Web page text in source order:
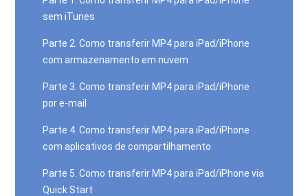
sem iTunes
Parte 2. Como transferir MP4 para iPad/iPhone
com armazenamento em nuvem
Parte 3. Como transferir MP4 para iPad/iPhone
por e-mail
Parte 4. Como transferir MP4 para iPad/iPhone
com aplicativos de compartilhamento
Parte 5. Como transferir MP4 para iPad/iPhone via
Quick Start